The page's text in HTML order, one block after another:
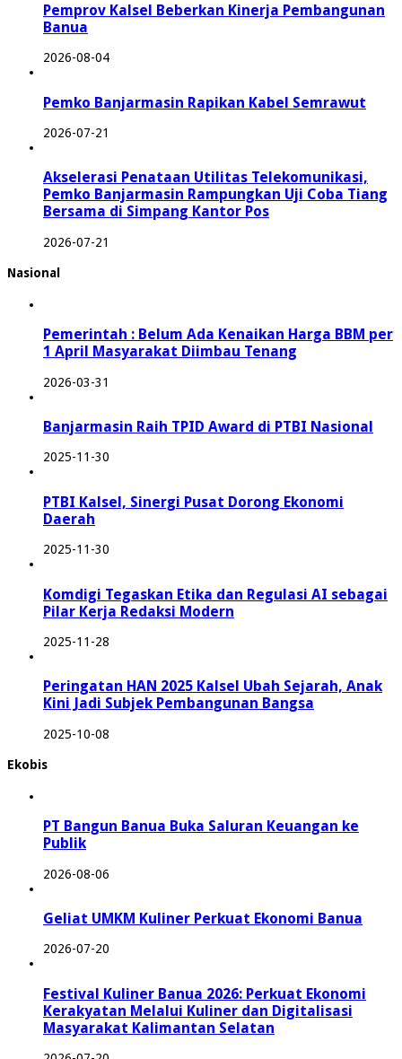
Pemprov Kalsel Beberkan Kinerja Pembangunan
Banua
2026-08-04
Pemko Banjarmasin Rapikan Kabel Semrawut
2026-07-21
Akselerasi Penataan Utilitas Telekomunikasi,
Pemko Banjarmasin Rampungkan Uji Coba Tiang
Bersama di Simpang Kantor Pos
2026-07-21
Nasional
Pemerintah : Belum Ada Kenaikan Harga BBM per
1 April Masyarakat Diimbau Tenang
2026-03-31
Banjarmasin Raih TPID Award di PTBI Nasional
2025-11-30
PTBI Kalsel, Sinergi Pusat Dorong Ekonomi
Daerah
2025-11-30
Komdigi Tegaskan Etika dan Regulasi AI sebagai
Pilar Kerja Redaksi Modern
2025-11-28
Peringatan HAN 2025 Kalsel Ubah Sejarah, Anak
Kini Jadi Subjek Pembangunan Bangsa
2025-10-08
Ekobis
PT Bangun Banua Buka Saluran Keuangan ke
Publik
2026-08-06
Geliat UMKM Kuliner Perkuat Ekonomi Banua
2026-07-20
Festival Kuliner Banua 2026: Perkuat Ekonomi
Kerakyatan Melalui Kuliner dan Digitalisasi
Masyarakat Kalimantan Selatan